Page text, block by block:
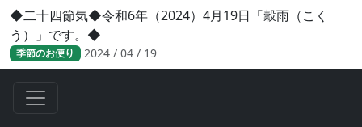
◆二十四節気◆令和6年（2024）4月19日「穀雨（こく
う）」です。◆
季節のお便り 2024 / 04 / 19
人手不足が鮮明に 日銀短観（2024年3月調査）結果